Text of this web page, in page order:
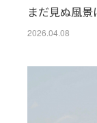
まだ見ぬ風
2026.04.08